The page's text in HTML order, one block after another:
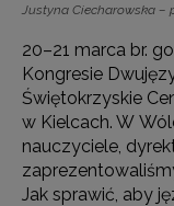
Justyna Ciecharowska –
20–21 marca br.
Kongresie
Świętokrzyskie
w Kielcach. W
nauczyciele,
Jak sprawić, aby